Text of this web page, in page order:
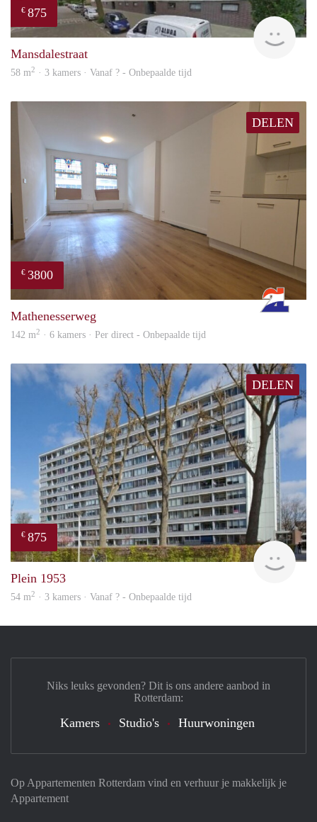
€ 875
rent
Mansdalestraat
58 m2 · 3 kamers · Vanaf ? - Onbepaalde tijd
DELEN
€ 3800
Mathenesserweg
142 m2 · 6 kamers · Per direct - Onbepaalde tijd
DELEN
€ 875
rent
Plein 1953
54 m2 · 3 kamers · Vanaf ? - Onbepaalde tijd
Op Appartementen Rotterdam vind en verhuur je makkelijk je
Appartement
Niks leuks gevonden? Dit is ons andere aanbod in
Rotterdam:
Kamers Studio's Huurwoningen